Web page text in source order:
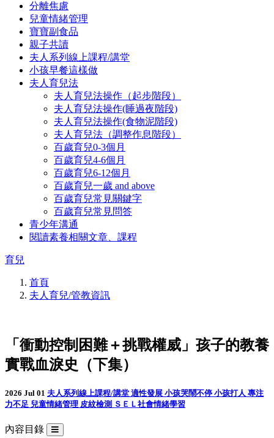
分離焦慮
兒童情緒管理
寶寶副食品
親子共讀
夫人系列線上課程/講堂
小孩早餐這樣做
夫人育兒法
夫人育兒法操作（起步階段）
夫人育兒法操作(睡過夜階段)
夫人育兒法操作(食物泥階段)
夫人育兒法（調整作息階段）
百歲育兒0-3個月
百歲育兒4-6個月
百歲育兒6-12個月
百歲育兒一歲 and above
百歲育兒常見關鍵字
百歲育兒常見問答
青少年溝通
閱讀素養相關文章、課程
育兒
首頁
夫人育兒/管教資訊
「衝動控制困難＋挑戰權威」孩子的教養
實戰血淚史（下集）
2026 Jul 01 夫人系列線上課程/講堂 適性發展 小孩哭鬧不停 小孩打人 專注
力不足 兒童情緒管理 皮紋檢測 ＳＥＬ社會情緒學習
內容目錄